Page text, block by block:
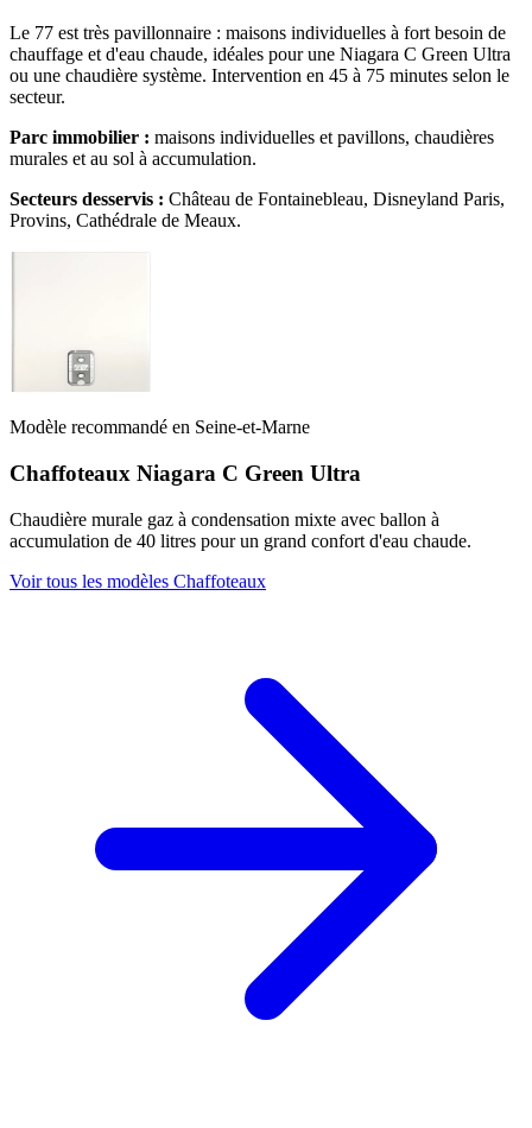
Le 77 est très pavillonnaire : maisons individuelles à fort besoin de
chauffage et d'eau chaude, idéales pour une Niagara C Green Ultra
ou une chaudière système. Intervention en 45 à 75 minutes selon le
secteur.
Parc immobilier : maisons individuelles et pavillons, chaudières
murales et au sol à accumulation.
Secteurs desservis : Château de Fontainebleau, Disneyland Paris,
Provins, Cathédrale de Meaux.
Modèle recommandé en Seine-et-Marne
Chaffoteaux Niagara C Green Ultra
Chaudière murale gaz à condensation mixte avec ballon à
accumulation de 40 litres pour un grand confort d'eau chaude.
Voir tous les modèles Chaffoteaux